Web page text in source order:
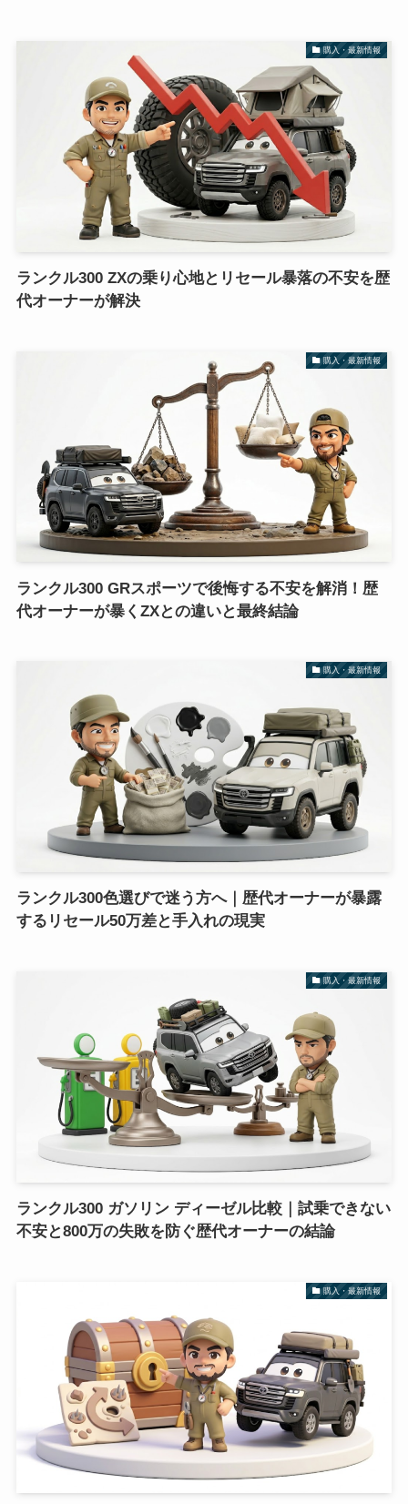
購入・最新情報
ランクル300 ZXの乗り心地とリセール暴落の不安を歴
代オーナーが解決
購入・最新情報
ランクル300 GRスポーツで後悔する不安を解消！歴
代オーナーが暴くZXとの違いと最終結論
購入・最新情報
ランクル300色選びで迷う方へ｜歴代オーナーが暴露
するリセール50万差と手入れの現実
購入・最新情報
ランクル300 ガソリン ディーゼル比較｜試乗できない
不安と800万の失敗を防ぐ歴代オーナーの結論
購入・最新情報